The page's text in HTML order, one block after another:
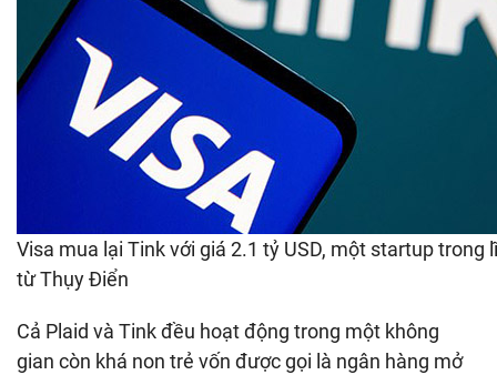
Visa mua lại Tink với giá 2.1 tỷ USD, một startup trong
từ Thụy Điển
Cả Plaid và Tink đều hoạt động trong một không
gian còn khá non trẻ vốn được gọi là ngân hàng mở